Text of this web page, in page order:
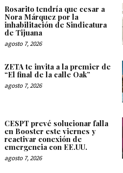
Rosarito tendría que cesar a
Nora Márquez por la
inhabilitación de Sindicatura
de Tijuana
agosto 7, 2026
ZETA te invita a la premier de
“El final de la calle Oak”
agosto 7, 2026
CESPT prevé solucionar falla
en Booster este viernes y
reactivar conexión de
emergencia con EE.UU.
agosto 7, 2026